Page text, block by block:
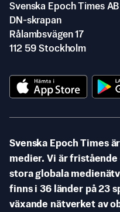
Svenska Epoch Times AB
DN-skrapan
Rålambsvägen 17
112 59 Stockholm
Svenska Epoch Times
medier. Vi är
stora globala
finns i 36 länder på 23
växande nätverket av